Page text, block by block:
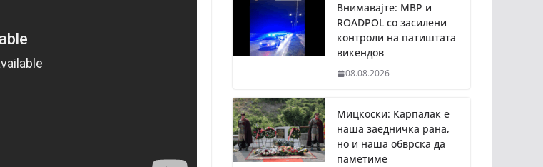
Внимавајте: МВР и
ROADPOL со засилени
контроли на патиштата
викендов
08.08.2026
Мицкоски: Карпалак е
наша заедничка рана,
но и наша обврска да
паметиме